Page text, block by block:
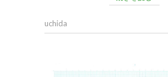
uchida